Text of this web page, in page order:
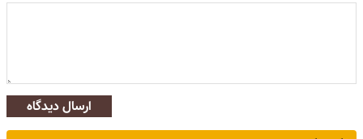
ارسال دیدگاه